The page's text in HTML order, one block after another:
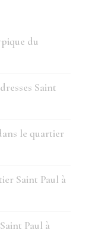
du
Saint
le quartier
Saint Paul à
Paul à